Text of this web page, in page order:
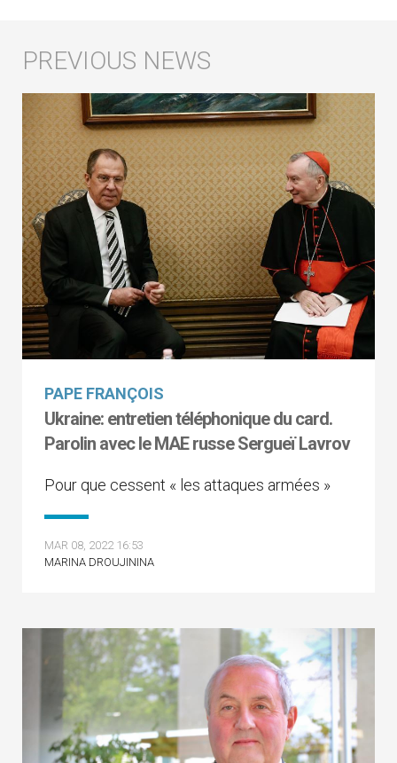
PAPE FRANÇOIS
Ukraine: entretien téléphonique du card.
Parolin avec le MAE russe Sergueï Lavrov
Pour que cessent « les attaques armées »
MAR 08, 2022 16:53
MARINA DROUJININA